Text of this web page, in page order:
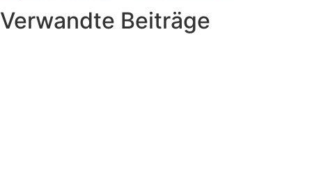
Verwandte Beiträge